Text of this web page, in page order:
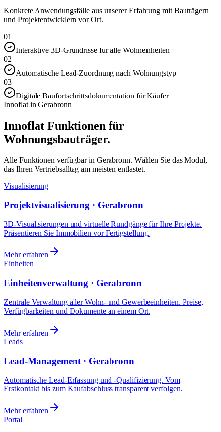
Konkrete Anwendungsfälle aus unserer Erfahrung mit Bauträgern
und Projektentwicklern vor Ort.
01
Interaktive 3D-Grundrisse für alle Wohneinheiten
02
Automatische Lead-Zuordnung nach Wohnungstyp
03
Digitale Baufortschrittsdokumentation für Käufer
Innoflat in Gerabronn
Innoflat Funktionen für
Wohnungsbauträger.
Alle Funktionen verfügbar in Gerabronn. Wählen Sie das Modul,
das Ihren Vertriebsalltag am meisten entlastet.
Visualisierung
Projektvisualisierung · Gerabronn
3D-Visualisierungen und virtuelle Rundgänge für Ihre Projekte.
Präsentieren Sie Immobilien vor Fertigstellung.
Mehr erfahren
Einheiten
Einheitenverwaltung · Gerabronn
Zentrale Verwaltung aller Wohn- und Gewerbeeinheiten. Preise,
Verfügbarkeiten und Dokumente an einem Ort.
Mehr erfahren
Leads
Lead-Management · Gerabronn
Automatische Lead-Erfassung und -Qualifizierung. Vom
Erstkontakt bis zum Kaufabschluss transparent verfolgen.
Mehr erfahren
Portal